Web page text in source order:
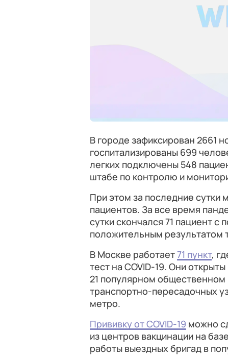
В городе зафиксирован 2661
госпитализированы 699
легких подключены 548
штабе по контролю и
При этом за последние сутки
пациентов. За все время
сутки скончался 71 пациент
положительным результатом
В Москве работает71 пункт,
тест на COVID-19. Они
21 популярном общественном
транспортно-пересадочных
метро.
Прививку от COVID-19 можно
из центров вакцинации на
работы выездных бригад в